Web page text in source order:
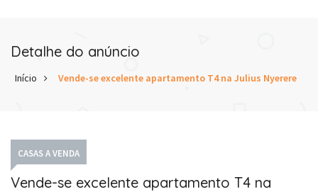
Detalhe do anúncio
Início Vende-se excelente apartamento T4 na Julius Nyerere
CASAS A VENDA
Vende-se excelente apartamento T4 na